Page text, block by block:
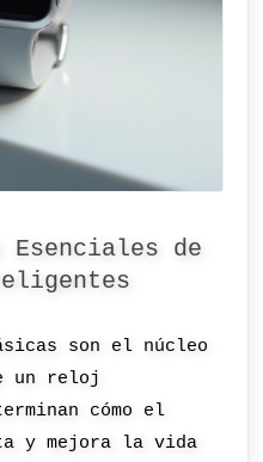
de
son el núcleo
un reloj
cómo el
y mejora la vida